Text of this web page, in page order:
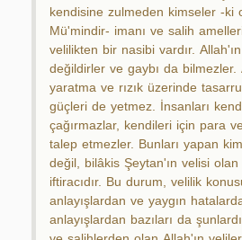
kendisine zulmeden kimseler -ki
Mü'mindir- imanı ve salih
velilikten bir nasibi vardır.
değildirler ve gaybı da bilmezler.
yaratma ve rızık üzerinde
güçleri de yetmez. İnsanları
çağırmazlar, kendileri için para
talep etmezler. Bunları yapan
değil, bilâkis Şeytan'ın velisi
iftiracıdır. Bu durum, velilik
anlayışlardan ve yaygın
anlayışlardan bazıları da